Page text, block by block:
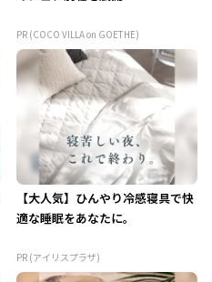
PR (COCO VILLA on GOETHE)
【大人気】ひんやり冷感寝具で快
適な睡眠をあなたに。
PR (アイリスプラザ)